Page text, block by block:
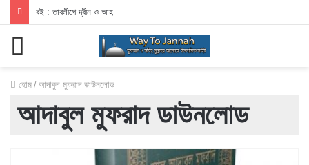
বই : তাবলীগে দ্বীন ও আহলেহাদীছ আন্দোলন
হোম / আদাবুল মুফরাদ ডাউনলোড
আদাবুল মুফরাদ ডাউনলোড